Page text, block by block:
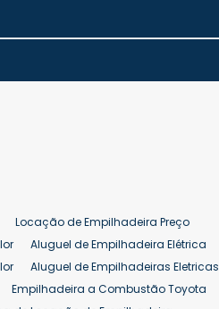
Locação de Empilhadeira Preço
Aluguel de Empilhadeira Elétrica
Aluguel de Empilhadeiras Eletricas
Empilhadeira a Combustão Toyota